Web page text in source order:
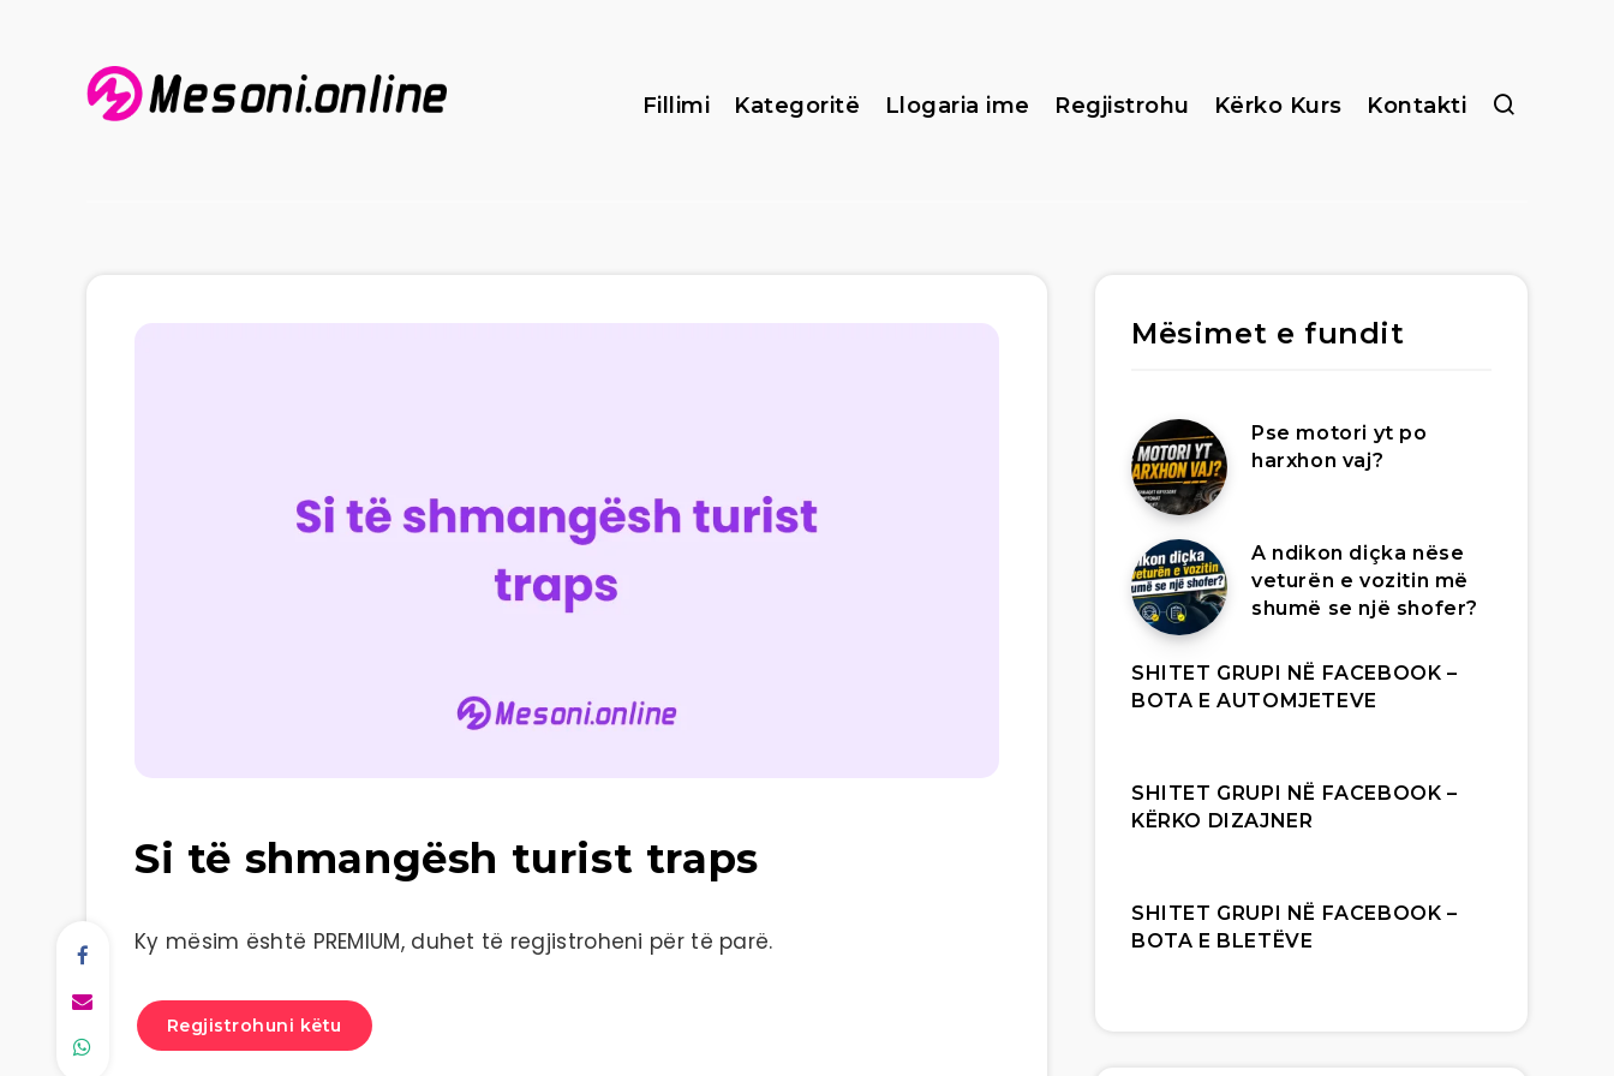
Fillimi Kategoritë Llogaria ime Regjistrohu Kërko Kurs Kontakti
Si të shmangësh turist traps
Ky mësim është PREMIUM, duhet të regjistroheni për të parë.
Regjistrohuni këtu
Mësimet e fundit
Pse motori yt po
harxhon vaj?
A ndikon diçka nëse
veturën e vozitin më
shumë se një shofer?
SHITET GRUPI NË FACEBOOK –
BOTA E AUTOMJETEVE
SHITET GRUPI NË FACEBOOK –
KËRKO DIZAJNER
SHITET GRUPI NË FACEBOOK –
BOTA E BLETËVE